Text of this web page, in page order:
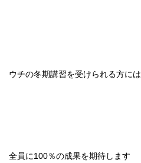
ウチの冬期講習を受けられる方には
全員に100％の成果を期待します